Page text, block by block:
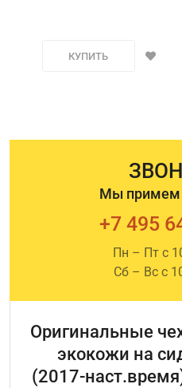
КУПИТЬ
Мы примем
+7 495
Пн – Пт с
Сб – Вс с
Оригинальные
экокожи на
(2017-